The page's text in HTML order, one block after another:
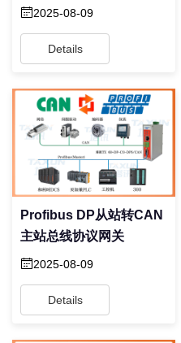
2025-08-09
Details
Profibus DP从站转CAN
主站总线协议网关
2025-08-09
Details